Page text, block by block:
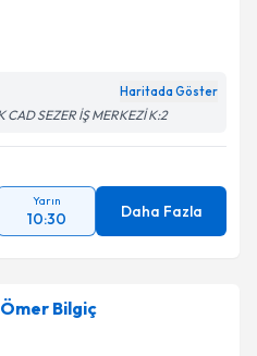
SEZER İŞ MERKEZİ K:2
Yarın
10:30 Daha Fazla
Bilgiç